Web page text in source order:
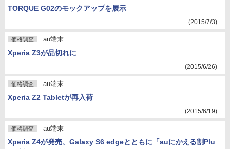
TORQUE G02のモックアップを展示
(2015/7/3)
価格調査 au端末
Xperia Z3が品切れに
(2015/6/26)
価格調査 au端末
Xperia Z2 Tabletが再入荷
(2015/6/19)
価格調査 au端末
Xperia Z4が発売、Galaxy S6 edgeとともに「auにかえる割Plu